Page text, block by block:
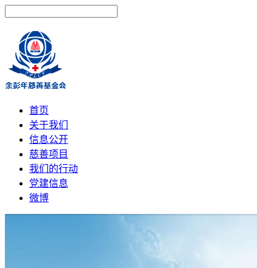
首页
关于我们
信息公开
慈善项目
我们的行动
党建信息
微博